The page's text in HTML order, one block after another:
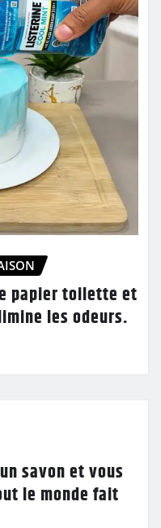
papier toilette et
les odeurs.
savon et vous
le monde fait